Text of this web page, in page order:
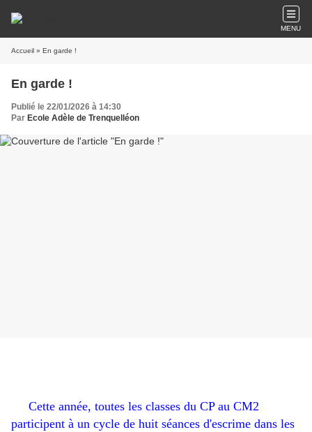
MENU
Accueil » En garde !
En garde !
Publié le 22/01/2026 à 14:30
Par Ecole Adèle de Trenquelléon
Cette année, toutes les classes du CP au CM2
participent à un cycle de huit séances d'escrime dans les